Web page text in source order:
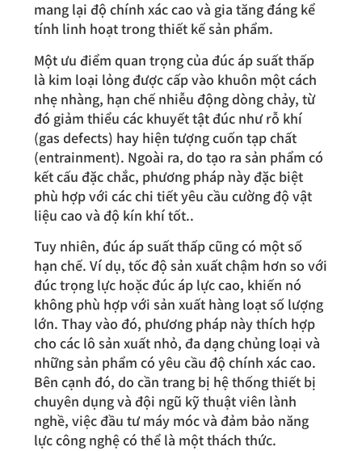
mang lại độ chính xác cao và gia tăng đáng kể
tính linh hoạt trong thiết kế sản phẩm.
Một ưu điểm quan trọng của đúc áp suất thấp
là kim loại lỏng được cấp vào khuôn một cách
nhẹ nhàng, hạn chế nhiễu động dòng chảy, từ
đó giảm thiểu các khuyết tật đúc như rỗ khí
(gas defects) hay hiện tượng cuốn tạp chất
(entrainment). Ngoài ra, do tạo ra sản phẩm có
kết cấu đặc chắc, phương pháp này đặc biệt
phù hợp với các chi tiết yêu cầu cường độ vật
liệu cao và độ kín khí tốt..
Tuy nhiên, đúc áp suất thấp cũng có một số
hạn chế. Ví dụ, tốc độ sản xuất chậm hơn so với
đúc trọng lực hoặc đúc áp lực cao, khiến nó
không phù hợp với sản xuất hàng loạt số lượng
lớn. Thay vào đó, phương pháp này thích hợp
cho các lô sản xuất nhỏ, đa dạng chủng loại và
những sản phẩm có yêu cầu độ chính xác cao.
Bên cạnh đó, do cần trang bị hệ thống thiết bị
chuyên dụng và đội ngũ kỹ thuật viên lành
nghề, việc đầu tư máy móc và đảm bảo năng
lực công nghệ có thể là một thách thức.